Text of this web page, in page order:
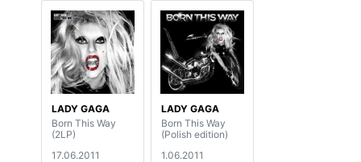
LADY GAGA
Born This Way
(2LP)
17.06.2011
LADY GAGA
Born This Way
(Polish edition)
1.06.2011